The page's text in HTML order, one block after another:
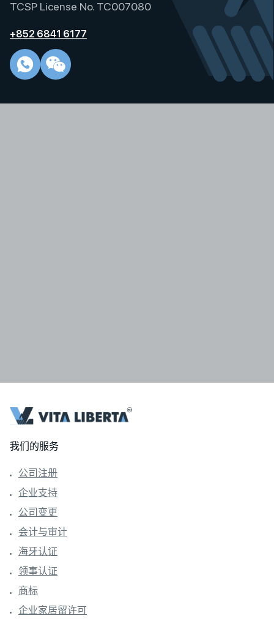
TCSP License No. TC007080
+852 6841 6177
我们的服务
公司注册
企业支持
公司变更
会计与审计
海牙认证
领事认证
商标
企业家居留许可